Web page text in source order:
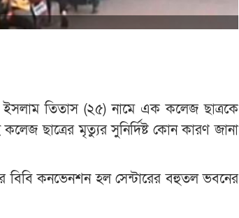
তিতাস (২৫) নামে এক কলেজ ছাত্রকে
ছাত্রের মৃত্যুর সুনির্দিষ্ট কোন কারণ জানা
বিবি কনভেনশন হল সেন্টারের বহুতল ভবনের